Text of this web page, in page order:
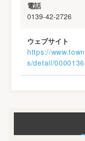
電話
0139-42-2726
ウェブサイト
https://
s/detail/